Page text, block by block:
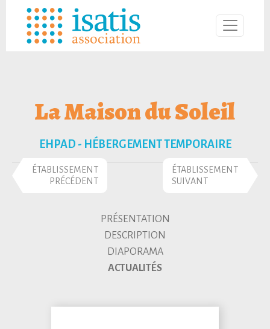
La Maison du Soleil
EHPAD - HÉBERGEMENT TEMPORAIRE
ÉTABLISSEMENT
PRÉCÉDENT
ÉTABLISSEMENT
SUIVANT
PRÉSENTATION
DESCRIPTION
DIAPORAMA
ACTUALITÉS